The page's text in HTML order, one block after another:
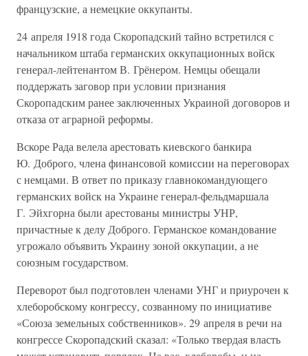
французские, а немецкие оккупанты.
24 апреля 1918 года Скоропадский тайно встретился с
начальником штаба германских оккупационных войск
генерал-лейтенантом В. Грёнером. Немцы обещали
поддержать заговор при условии признания
Скоропадским ранее заключенных Украиной договоров и
отказа от аграрной реформы.
Вскоре Рада велела арестовать киевского банкира
Ю. Доброго, члена финансовой комиссии на переговорах
с немцами. В ответ по приказу главнокомандующего
германских войск на Украине генерал-фельдмаршала
Г. Эйхгорна были арестованы министры УНР,
причастные к делу Доброго. Германское командование
угрожало объявить Украину зоной оккупации, а не
союзным государством.
Переворот был подготовлен членами УНГ и приурочен к
хлеборобскому конгрессу, созванному по инициативе
«Союза земельных собственников». 29 апреля в речи на
конгрессе Скоропадский сказал: «Только твердая власть